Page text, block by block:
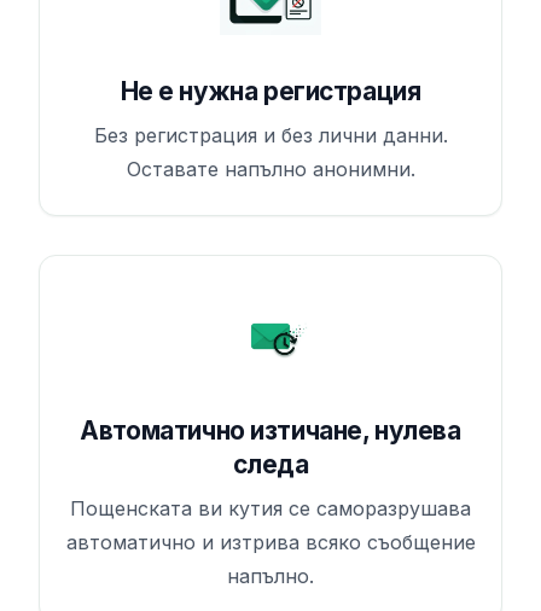
Не е нужна регистрация
Без регистрация и без лични данни.
Оставате напълно анонимни.
Автоматично изтичане, нулева
следа
Пощенската ви кутия се саморазрушава
автоматично и изтрива всяко съобщение
напълно.